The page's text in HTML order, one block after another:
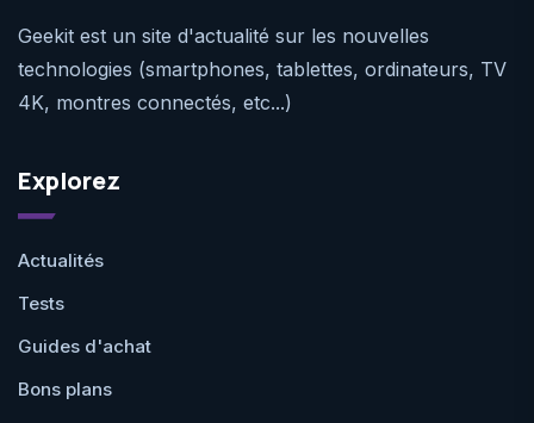
Geekit est un site d'actualité sur les nouvelles
technologies (smartphones, tablettes, ordinateurs, TV
4K, montres connectés, etc...)
Explorez
Actualités
Tests
Guides d'achat
Bons plans